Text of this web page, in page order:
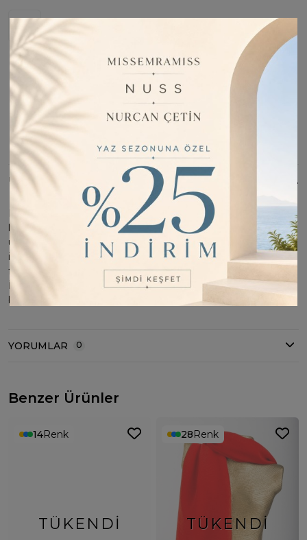
Stoğa Girince Haber Ver
Fiyatı Düşünce Haber Ver
İade Bilgisi:
Değişim Kabul Edilir
ÜRÜN BILGISI
Bu ürün ELA BUTİK tarafından gönderilecektir. ; 24 saatte
kargoda fırsatı iş günlerinde geçerlidir. ; Terletmez, Kırışmaz,
ütü gerektirmez dört mevsim kullanabilirsiniz ; Bu butikte
indirim kuponları/kodları geçerli değildir. ; Kampanya
fiyatından satılmak üzere 5 adetten az stok bulunmaktadır. ;
İncelemiş olduğunuz ürünün satış fiyatını satıcı
YORUMLAR 0
Benzer Ürünler
TÜKENDI
14Renk
TÜKENDI
28Renk